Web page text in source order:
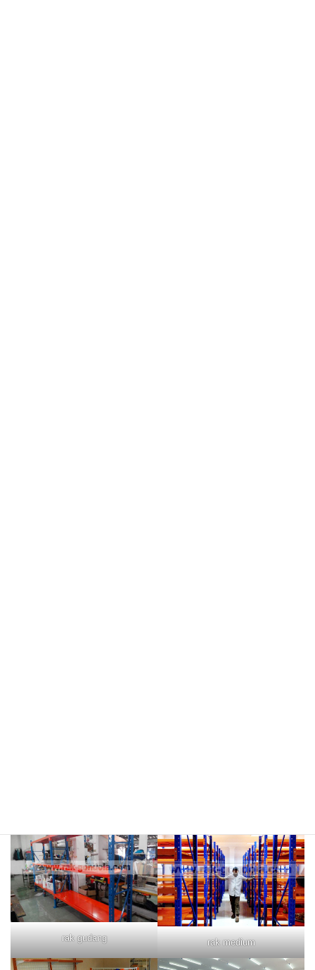
rak gudang rak medium